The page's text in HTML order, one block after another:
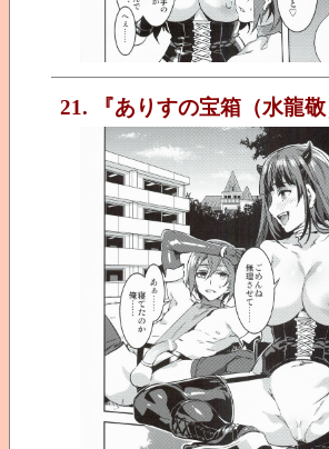
21. 『ありすの宝箱（水龍